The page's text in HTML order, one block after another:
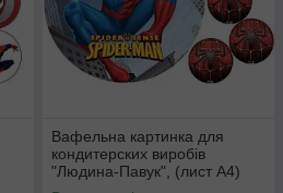
Вафельна картинка для
кондитерских виробів
"Людина-Павук", (лист А4)